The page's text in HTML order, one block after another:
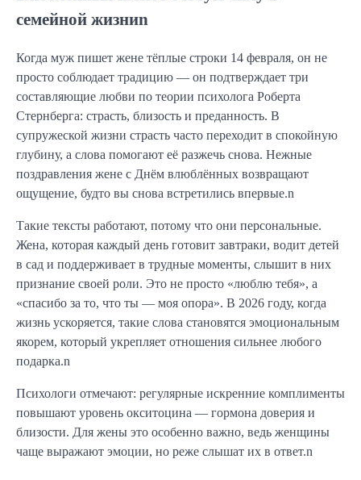
семейной жизниn
Когда муж пишет жене тёплые строки 14 февраля, он не
просто соблюдает традицию — он подтверждает три
составляющие любви по теории психолога Роберта
Стернберга: страсть, близость и преданность. В
супружеской жизни страсть часто переходит в спокойную
глубину, а слова помогают её разжечь снова. Нежные
поздравления жене с Днём влюблённых возвращают
ощущение, будто вы снова встретились впервые.n
Такие тексты работают, потому что они персональные.
Жена, которая каждый день готовит завтраки, водит детей
в сад и поддерживает в трудные моменты, слышит в них
признание своей роли. Это не просто «люблю тебя», а
«спасибо за то, что ты — моя опора». В 2026 году, когда
жизнь ускоряется, такие слова становятся эмоциональным
якорем, который укрепляет отношения сильнее любого
подарка.n
Психологи отмечают: регулярные искренние комплименты
повышают уровень окситоцина — гормона доверия и
близости. Для жены это особенно важно, ведь женщины
чаще выражают эмоции, но реже слышат их в ответ.n